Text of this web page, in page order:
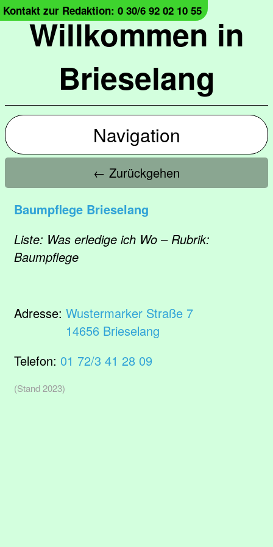
Willkommen in
Brieselang
Kontakt zur Redaktion: 0 30/6 92 02 10 55
Navigation
← Zurückgehen
Baumpflege Brieselang
Liste: Was erledige ich Wo – Rubrik:
Baumpflege
Adresse: Wustermarker Straße 7
14656 Brieselang
Telefon: 01 72/3 41 28 09
(Stand 2023)